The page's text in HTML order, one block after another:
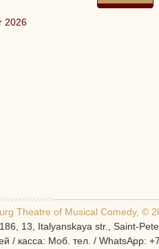
2026
Theatre of Musical Comedy, ©
13, Italyanskaya str., Saint-
/ касса: Моб. тел. / WhatsApp: